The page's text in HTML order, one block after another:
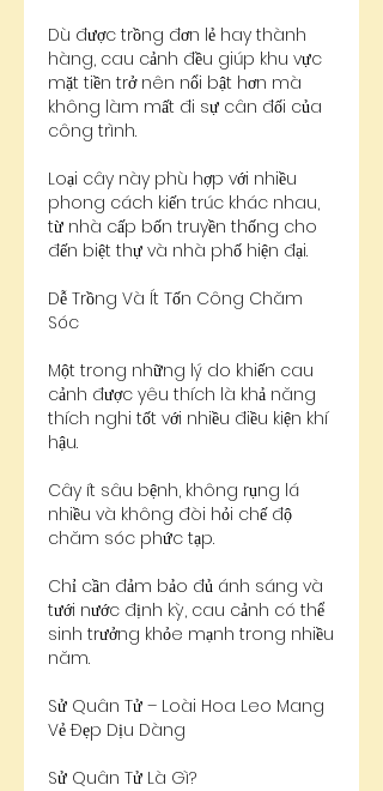
Dù được trồng đơn lẻ hay thành
hàng, cau cảnh đều giúp khu vực
mặt tiền trở nên nổi bật hơn mà
không làm mất đi sự cân đối của
công trình.
Loại cây này phù hợp với nhiều
phong cách kiến trúc khác nhau,
từ nhà cấp bốn truyền thống cho
đến biệt thự và nhà phố hiện đại.
Dễ Trồng Và Ít Tốn Công Chăm
Sóc
Một trong những lý do khiến cau
cảnh được yêu thích là khả năng
thích nghi tốt với nhiều điều kiện khí
hậu.
Cây ít sâu bệnh, không rụng lá
nhiều và không đòi hỏi chế độ
chăm sóc phức tạp.
Chỉ cần đảm bảo đủ ánh sáng và
tưới nước định kỳ, cau cảnh có thể
sinh trưởng khỏe mạnh trong nhiều
năm.
Sử Quân Tử – Loài Hoa Leo Mang
Vẻ Đẹp Dịu Dàng
Sử Quân Tử Là Gì?